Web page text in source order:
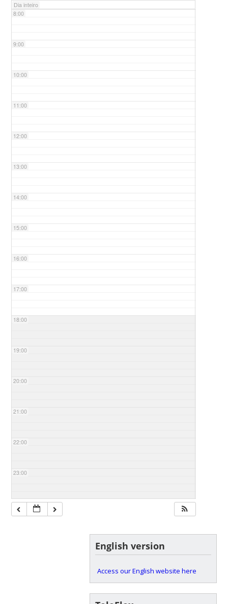
Dia inteiro
8:00
9:00
10:00
11:00
12:00
13:00
14:00
15:00
16:00
17:00
18:00
19:00
20:00
21:00
22:00
23:00
English version
Access our English website here